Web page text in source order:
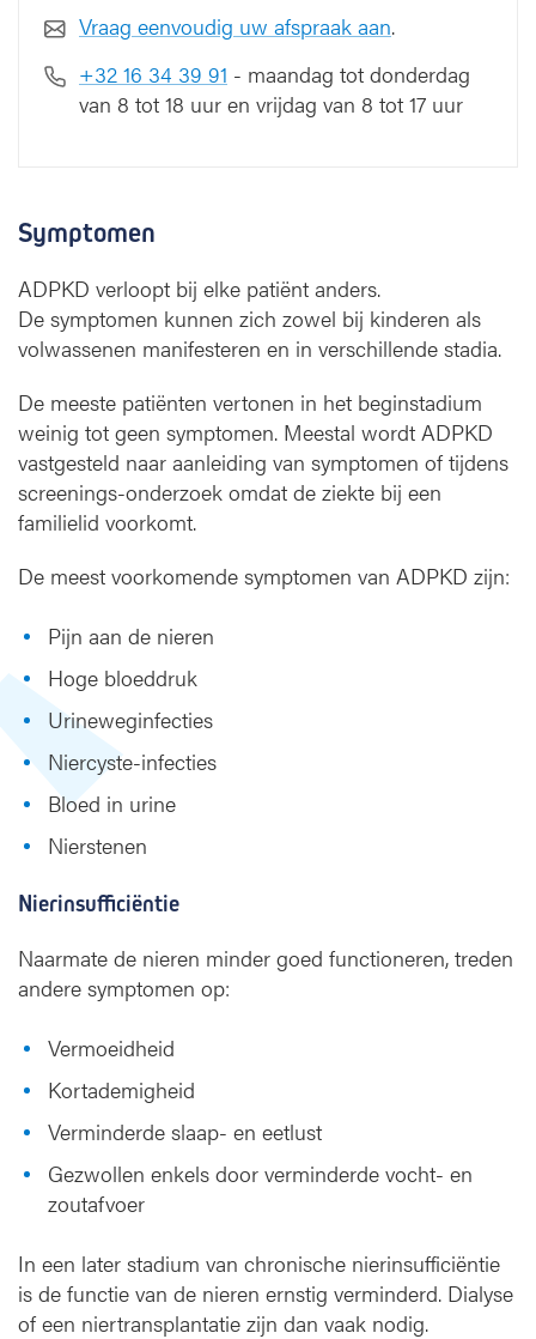
D
K
D
Vraag eenvoudig uw afspraak aan.
+32 16 34 39 91 - maandag tot donderdag
van 8 tot 18 uur en vrijdag van 8 tot 17 uur
Symptomen
ADPKD verloopt bij elke patiënt anders.
De symptomen kunnen zich zowel bij kinderen als
volwassenen manifesteren en in verschillende stadia.
De meeste patiënten vertonen in het beginstadium
weinig tot geen symptomen. Meestal wordt ADPKD
vastgesteld naar aanleiding van symptomen of tijdens
screenings-onderzoek omdat de ziekte bij een
familielid voorkomt.
De meest voorkomende symptomen van ADPKD zijn:
Pijn aan de nieren
Hoge bloeddruk
Urineweginfecties
Niercyste-infecties
Bloed in urine
Nierstenen
Nierinsufficiëntie
Naarmate de nieren minder goed functioneren, treden
andere symptomen op:
Vermoeidheid
Kortademigheid
Verminderde slaap- en eetlust
Gezwollen enkels door verminderde vocht- en
zoutafvoer
In een later stadium van chronische nierinsufficiëntie
is de functie van de nieren ernstig verminderd. Dialyse
of een niertransplantatie zijn dan vaak nodig.